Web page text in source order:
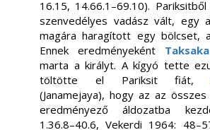
16.15, 14.66.1–69.10).
szenvedélyes vadász vált, egy
magára haragított egy bölcset,
Ennek eredményeként Taksaka
marta a királyt. A kígyó tette
töltötte el Pariksit fiát,
(Janamejaya), hogy az az
eredményező áldozatba
1.36.8–40.6, Vekerdi 1964: